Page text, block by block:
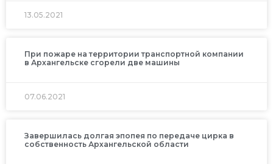
13.05.2021
При пожаре на территории транспортной компании
в Архангельске сгорели две машины
07.06.2021
Завершилась долгая эпопея по передаче цирка в
собственность Архангельской области